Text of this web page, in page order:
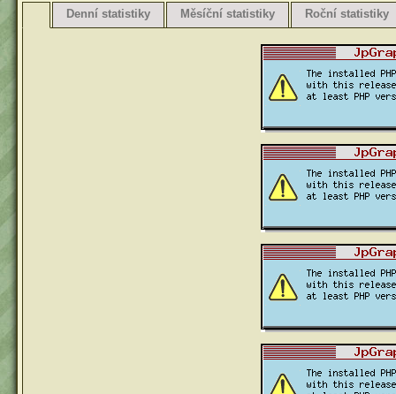
Denní statistiky Měsíční statistiky Roční statistiky